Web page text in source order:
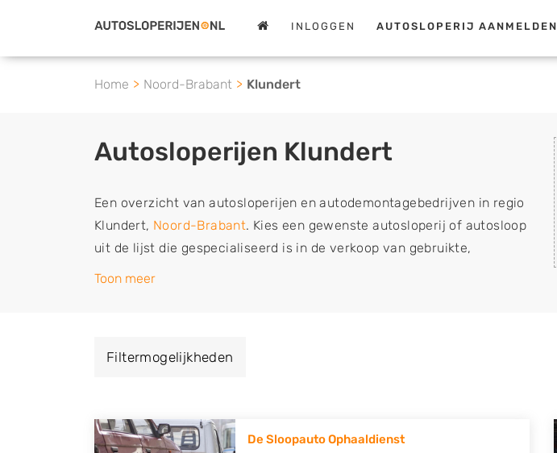
INLOGGEN AUTOSLOPERIJ AANMELDEN
Home Noord-Brabant Klundert
Autosloperijen Klundert
Een overzicht van autosloperijen en autodemontagebedrijven in regio
Klundert, Noord-Brabant. Kies een gewenste autosloperij of autosloop
uit de lijst die gespecialiseerd is in de verkoop van gebruikte,
tweedehands en sloopauto onderdelen of in de inkoop van sloopauto's,
naar de sloop of deze liever laten ophalen op een locatie naar keuze?
Zoekt u liever naar een sloperij in een andere plaats of regio? U vindt
Toon meer
Filtermogelijkheden
De Sloopauto Ophaaldienst